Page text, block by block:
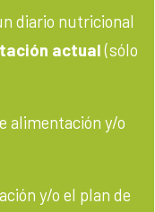
diario nutricional
actual(sólo
alimentación y/o
y/o el plan de